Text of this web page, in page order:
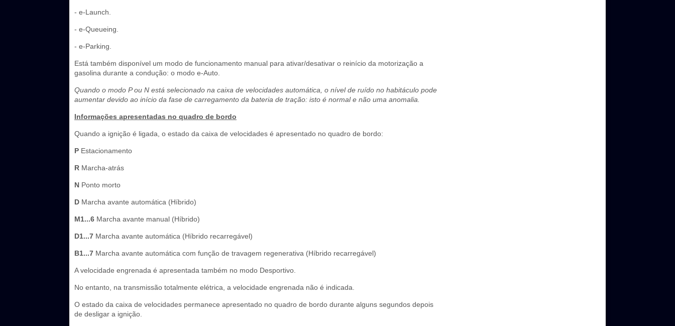
- e-Launch.
- e-Queueing.
- e-Parking.
Está também disponível um modo de funcionamento manual para ativar/desativar o reinício da motorização a
gasolina durante a condução: o modo e-Auto.
Quando o modo P ou N está selecionado na caixa de velocidades automática, o nível de ruído no habitáculo pode
aumentar devido ao início da fase de carregamento da bateria de tração: isto é normal e não uma anomalia.
Informações apresentadas no quadro de bordo
Quando a ignição é ligada, o estado da caixa de velocidades é apresentado no quadro de bordo:
P Estacionamento
R Marcha-atrás
N Ponto morto
D Marcha avante automática (Híbrido)
M1...6 Marcha avante manual (Híbrido)
D1...7 Marcha avante automática (Híbrido recarregável)
B1...7 Marcha avante automática com função de travagem regenerativa (Híbrido recarregável)
A velocidade engrenada é apresentada também no modo Desportivo.
No entanto, na transmissão totalmente elétrica, a velocidade engrenada não é indicada.
O estado da caixa de velocidades permanece apresentado no quadro de bordo durante alguns segundos depois
de desligar a ignição.